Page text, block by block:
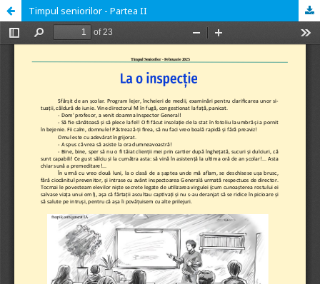
Timpul seniorilor - Partea II